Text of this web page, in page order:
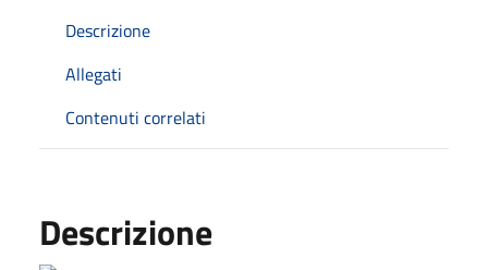
Descrizione
Allegati
Contenuti correlati
Descrizione